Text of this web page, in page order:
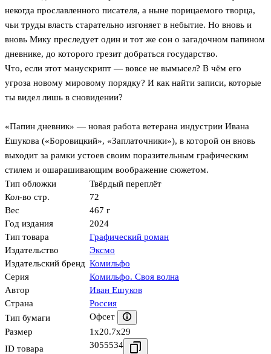
некогда прославленного писателя, а ныне порицаемого творца,
чьи труды власть старательно изгоняет в небытие. Но вновь и
вновь Мику преследует один и тот же сон о загадочном папином
дневнике, до которого грезит добраться государство.
Что, если этот манускрипт — вовсе не вымысел? В чём его
угроза новому мировому порядку? И как найти записи, которые
ты видел лишь в сновидении?
«Папин дневник» — новая работа ветерана индустрии Ивана
Ешукова («Боровицкий», «Заплаточники»), в которой он вновь
выходит за рамки устоев своим поразительным графическим
стилем и ошарашивающим воображение сюжетом.
Тип обложки
Твёрдый переплёт
Кол-во стр.
72
Вес
467 г
Год издания
2024
Тип товара
Графический роман
Издательство
Эксмо
Издательский бренд Комильфо
Серия
Комильфо. Своя волна
Автор
Иван Ешуков
Страна
Россия
Тип бумаги
Офсет
Размер
1x20.7x29
ID товара
3055534